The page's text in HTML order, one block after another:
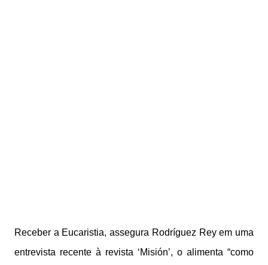
Receber a Eucaristia, assegura Rodríguez Rey em uma
entrevista recente à revista ‘Misión’, o alimenta “como